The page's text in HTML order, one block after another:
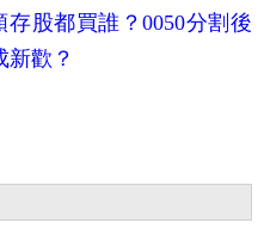
股都買誰？0050分割後
新歡？